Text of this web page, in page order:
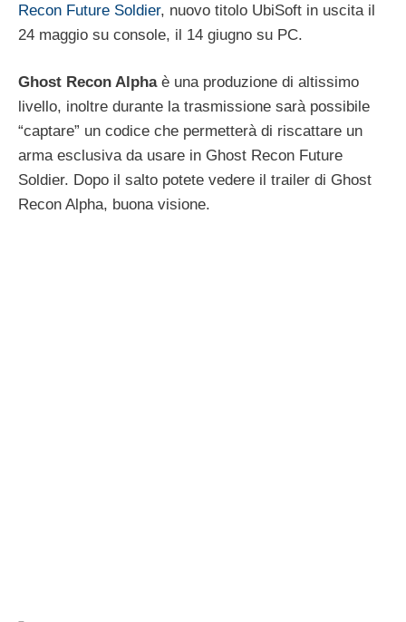
Recon Future Soldier, nuovo titolo UbiSoft in uscita il
24 maggio su console, il 14 giugno su PC.
Ghost Recon Alphaè una produzione di altissimo
livello, inoltre durante la trasmissione sarà possibile
“captare” un codice che permetterà di riscattare un
arma esclusiva da usare in Ghost Recon Future
Soldier. Dopo il salto potete vedere il trailer di Ghost
Recon Alpha, buona visione.